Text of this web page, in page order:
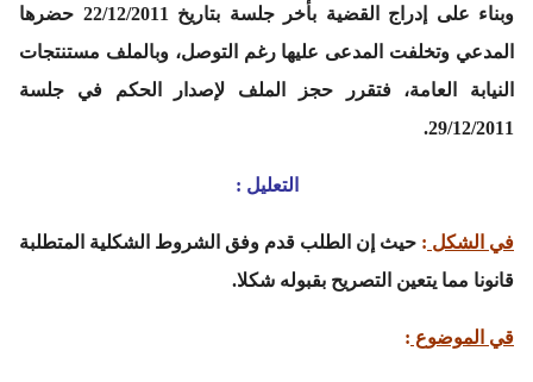
وبناء على إدراج القضية بأخر جلسة بتاريخ 22/12/2011 حضرها
المدعي وتخلفت المدعى عليها رغم التوصل، وبالملف مستنتجات
النيابة العامة، فتقرر حجز الملف لإصدار الحكم في جلسة
29/12/2011.
التعليل :
في الشكل : حيث إن الطلب قدم وفق الشروط الشكلية المتطلبة
قانونا مما يتعين التصريح بقبوله شكلا.
قي الموضوع :